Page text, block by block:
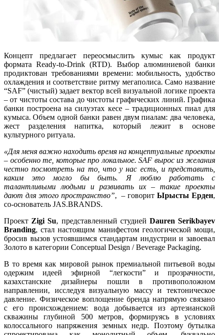
Концепт предлагает переосмыслить кумыс как продукт
формата Ready-to-Drink (RTD). Выбор алюминиевой банки
продиктован требованиями времени: мобильность, удобство
охлаждения и соответствие ритму мегаполиса. Само название
“SAF” (чистый) задает вектор всей визуальной логике проекта
– от чистоты состава до чистоты графических линий. Графика
банки построена на силуэтах кесе – традиционных пиал для
кумыса. Объем одной банки равен двум пиалам: два человека,
жест разделения напитка, который лежит в основе
культурного ритуала.
«Для меня важно находить время на концептуальные проекты
– особенно те, которые про локальное. SAF вырос из желания
честно посмотреть на то, что у нас есть, и представить,
каким это могло бы быть. Я люблю работать с
талантливыми людьми и развивать их – такие проекты
дают для этого пространство”, – говоритЫрысты Ерден,
со-основатель JAS.BRANDS.
Проект Zigi Su, представленный студией Dauren Serikbayev
Branding, стал настоящим манифестом геологической мощи,
бросив вызов устоявшимся стандартам индустрии и завоевал
Золото в категории Conceptual Design / Beverage Packaging.
В то время как мировой рынок премиальной питьевой воды
одержим идеей эфирной “легкости” и прозрачности,
казахстанские дизайнеры пошли в противоположном
направлении, исследуя визуальную массу и тектоническое
давление. Физическое воплощение бренда напрямую связано
с его происхождением: вода добывается из артезианской
скважины глубиной 500 метров, формируясь в условиях
колоссального напряжения земных недр. Поэтому бутылка